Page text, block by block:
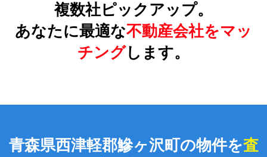
複数社ピックアップ。
あなたに最適な不動産会社をマッ
チングします。
青森県西津軽郡鰺ヶ沢町の物件を査